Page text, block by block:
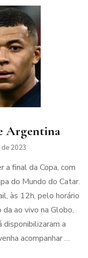
Argentina
de 2023
a final da Copa, com
do Mundo do Catar.
às 12h, pelo horário
ao vivo na Globo,
disponibilizaram a
acompanhar …